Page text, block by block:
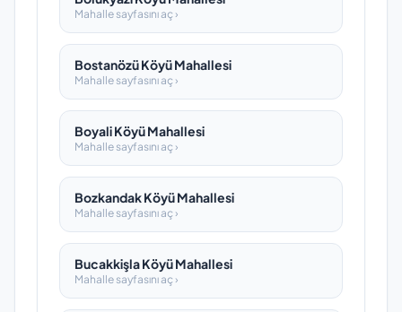
Mahalle sayfasını aç ›
Bostanözü Köyü Mahallesi
Mahalle sayfasını aç ›
Boyali Köyü Mahallesi
Mahalle sayfasını aç ›
Bozkandak Köyü Mahallesi
Mahalle sayfasını aç ›
Bucakkişla Köyü Mahallesi
Mahalle sayfasını aç ›